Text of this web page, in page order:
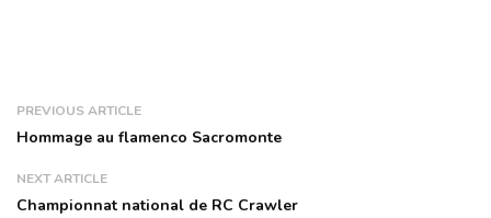
PREVIOUS ARTICLE
Hommage au flamenco Sacromonte
NEXT ARTICLE
Championnat national de RC Crawler